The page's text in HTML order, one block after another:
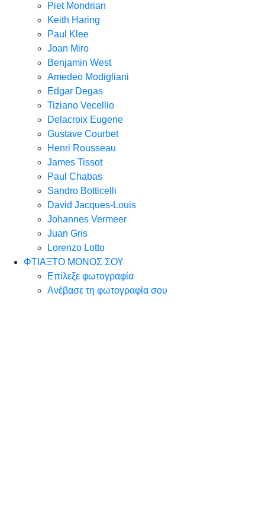
Piet Mondrian
Keith Haring
Paul Klee
Joan Miro
Benjamin West
Amedeo Modigliani
Edgar Degas
Tiziano Vecellio
Delacroix Eugene
Gustave Courbet
Henri Rousseau
James Tissot
Paul Chabas
Sandro Botticelli
David Jacques-Louis
Johannes Vermeer
Juan Gris
Lorenzo Lotto
ΦΤΙΑΞΤΟ ΜΟΝΟΣ ΣΟΥ
Επίλεξε φωτογραφία
Ανέβασε τη φωτογραφία σου